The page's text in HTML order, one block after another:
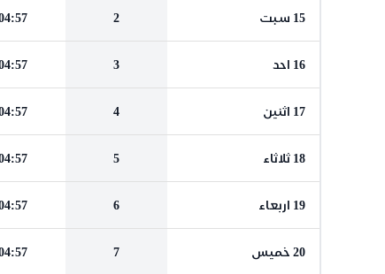
15 سبت 2
16 احد 3
17 اثنين 4
18 ثلاثاء 5
19 اربعاء 6
20 خميس 7